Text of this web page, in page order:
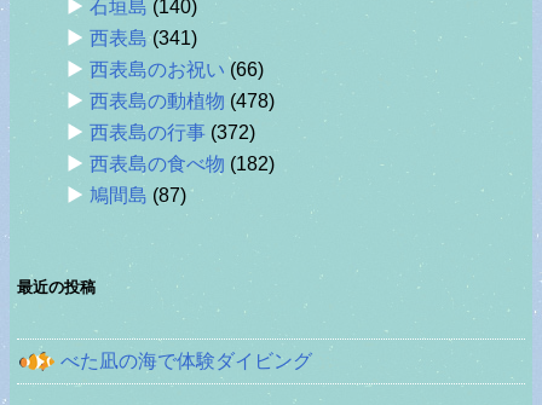
石垣島 (140)
西表島(341)
西表島のお祝い (66)
西表島の動植物 (478)
西表島の行事 (372)
西表島の食べ物 (182)
鳩間島 (87)
最近の投稿
べた凪の海で体験ダイビング